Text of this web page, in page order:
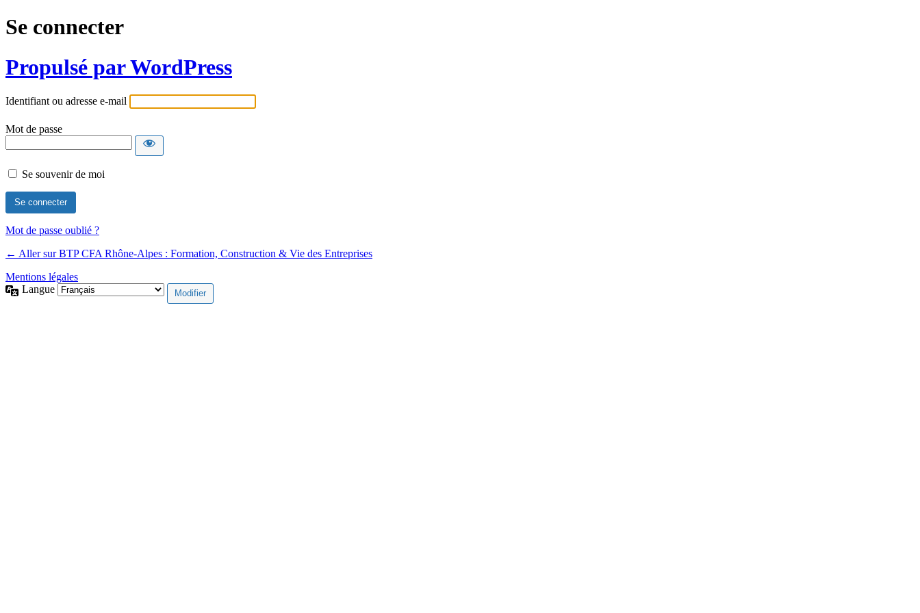
Se connecter
Propulsé par WordPress
Identifiant ou adresse e-mail
Mot de passe
Se souvenir de moi
Mot de passe oublié ?
← Aller sur BTP CFA Rhône-Alpes : Formation, Construction & Vie des Entreprises
Mentions légales
Langue